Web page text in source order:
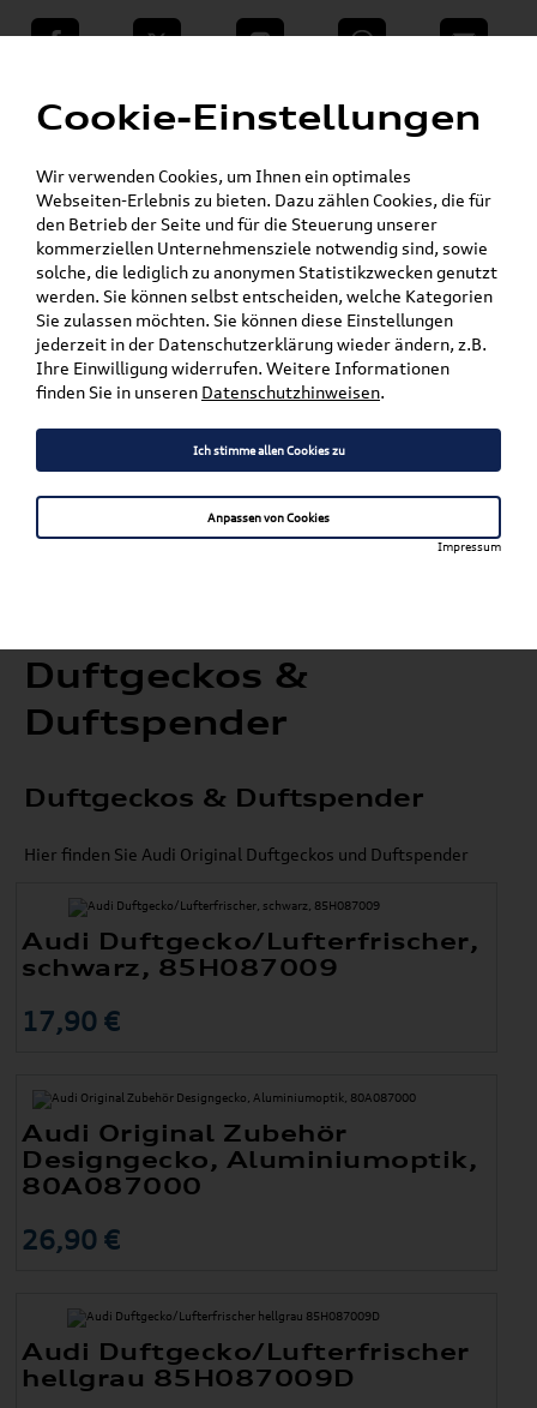
teilen Twitter Instagram WhatsApp E-Mail
VW Shop - VW Originalteile und Zubehör »
» Audi Original Zubehör »
» Duftgeckos & Duftspender
Mein Kundenkonto Warenkorb
Artikel für ihr Modell
Marke wählen
Modell wählen
Karosserieform wählen
Duftgeckos &
Duftspender
Duftgeckos & Duftspender
Hier finden Sie Audi Original Duftgeckos und Duftspender
Audi Duftgecko/Lufterfrischer,
schwarz, 85H087009
17,90 €
Audi Original Zubehör
Designgecko, Aluminiumoptik,
80A087000
26,90 €
Audi Duftgecko/Lufterfrischer
hellgrau 85H087009D
Cookie-Einstellungen
Wir verwenden Cookies, um Ihnen ein optimales
Webseiten-Erlebnis zu bieten. Dazu zählen Cookies, die für
den Betrieb der Seite und für die Steuerung unserer
kommerziellen Unternehmensziele notwendig sind, sowie
solche, die lediglich zu anonymen Statistikzwecken genutzt
werden. Sie können selbst entscheiden, welche Kategorien
Sie zulassen möchten. Sie können diese Einstellungen
jederzeit in der Datenschutzerklärung wieder ändern, z.B.
Ihre Einwilligung widerrufen. Weitere Informationen
finden Sie in unseren Datenschutzhinweisen.
Ich stimme allen Cookies zu
Anpassen von Cookies
Impressum